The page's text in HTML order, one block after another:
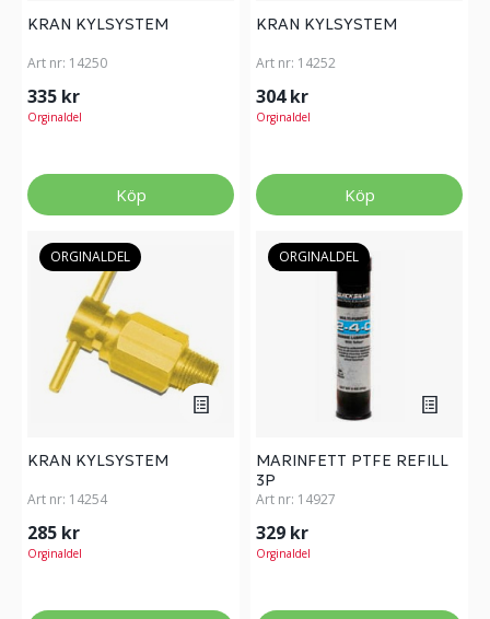
KRAN KYLSYSTEM
Art nr: 14250
335 kr
Orginaldel
Köp
KRAN KYLSYSTEM
Art nr: 14252
304 kr
Orginaldel
Köp
ORGINALDEL
KRAN KYLSYSTEM
Art nr: 14254
285 kr
Orginaldel
ORGINALDEL
MARINFETT PTFE REFILL
3P
Art nr: 14927
329 kr
Orginaldel